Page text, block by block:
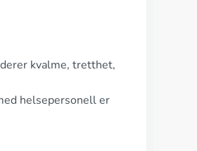
kvalme, tretthet,
helsepersonell er